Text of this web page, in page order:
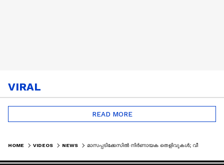
VIRAL
READ MORE
HOME VIDEOS NEWS